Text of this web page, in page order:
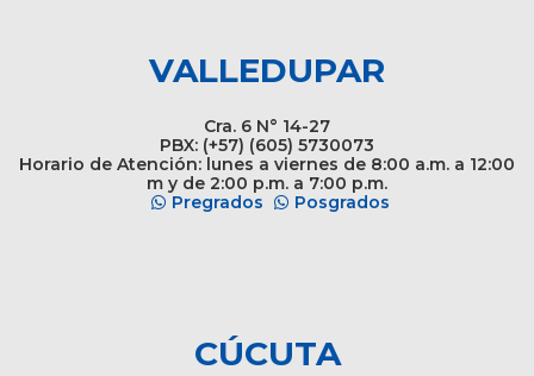
VALLEDUPAR
Cra. 6 N° 14-27
PBX: (+57) (605) 5730073
Horario de Atención: lunes a viernes de 8:00 a.m. a 12:00
m y de 2:00 p.m. a 7:00 p.m.
Pregrados
Posgrados
CÚCUTA